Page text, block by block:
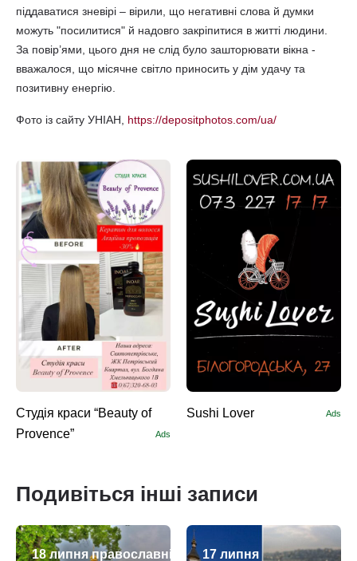
піддаватися зневірі – вірили, що негативні слова й думки
можуть "посилитися" й надовго закріпитися в житті людини.
За повір’ями, цього дня не слід було зашторювати вікна -
вважалося, що місячне світло приносить у дім удачу та
позитивну енергію.
Фото із сайту УНІАН, https://depositphotos.com/ua/
Студія краси “Beauty of
Provence”
Ads
Sushi Lоver Ads
Подивіться інші записи
18 липня православні 17 липня